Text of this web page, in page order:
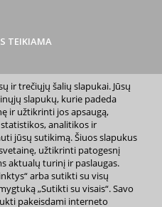
TEIKIAMA
Kopijuoti ir platinti
be autorių sutikimo draudžiama.
ir trečiųjų šalių slapukai. Jūsų
slapukų, kurie padeda
ir užtikrinti jos apsaugą,
analitikos ir
jūsų sutikimą. Šiuos slapukus
užtikrinti patogesnį
aktualų turinį ir paslaugas.
arba sutikti su visų
„Sutikti su visais“. Savo
pakeisdami interneto